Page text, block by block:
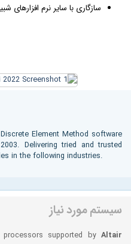
سازگاری با سایر نرم
Element Method software
Delivering tried and trusted
in the following industries.
سیستم مورد نیاز
supported by Altair